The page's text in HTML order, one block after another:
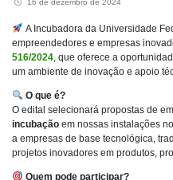
16 de dezembro de 2024
A Incubadora da Universidade
empreendedores e empresas
516/2024, que oferece a
um ambiente de inovação e apoio
O que é?
O edital selecionará propostas de
incubação em nossas instalações
a empresas de base tecnológica,
projetos inovadores em produtos,
Quem pode participar?